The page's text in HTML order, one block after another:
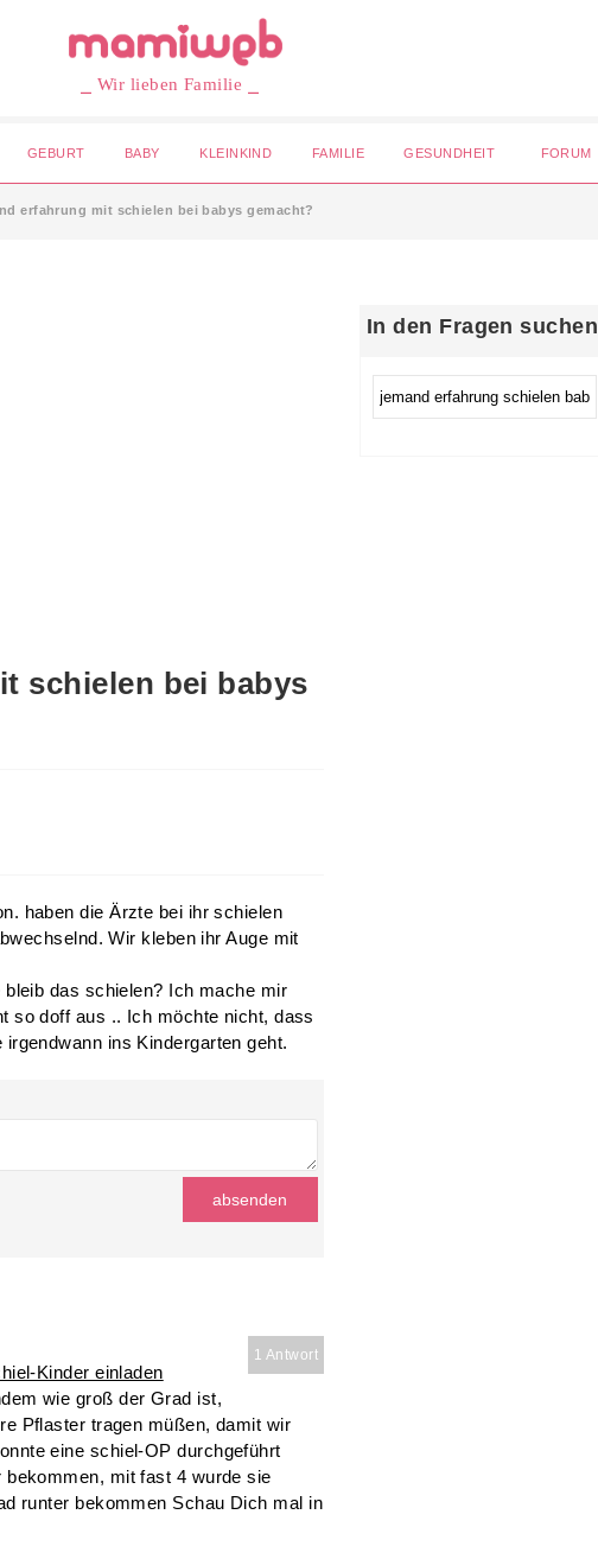
⎯ Wir lieben Familie ⎯
GEBURT BABY KLEINKIND FAMILIE GESUNDHEIT FORUM
erfahrung mit schielen bei babys gemacht?
schielen bei babys
haben die Ärzte bei ihr schielen
Wir kleben ihr Auge mit
das schielen? Ich mache mir
so doff aus .. Ich möchte nicht, dass
ins Kindergarten geht.
1 Antwort
Kinder einladen
wie groß der Grad ist,
Pflaster tragen müßen, damit wir
eine schiel-OP durchgeführt
mit fast 4 wurde sie
runter bekommen Schau Dich mal in
In den Fragen suchen